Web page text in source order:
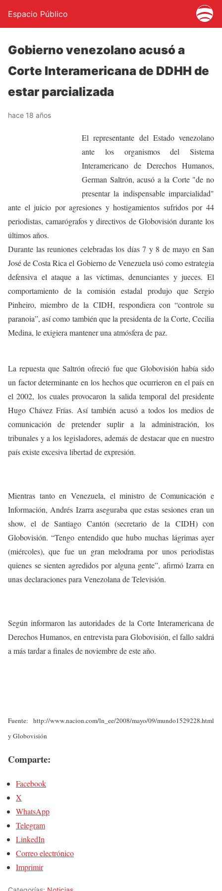
Espacio Público
Gobierno venezolano acusó a
Corte Interamericana de DDHH de
estar parcializada
hace 18 años
El representante del Estado venezolano
ante los organismos del Sistema
Interamericano de Derechos Humanos,
German Saltrón, acusó a la Corte "de no
presentar la indispensable imparcialidad"
ante el juicio por agresiones y hostigamientos sufridos por 44
periodistas, camarógrafos y directivos de Globovisión durante los
últimos años.
Durante las reuniones celebradas los días 7 y 8 de mayo en San
José de Costa Rica el Gobierno de Venezuela usó como estrategia
defensiva el ataque a las víctimas, denunciantes y jueces. El
comportamiento de la comisión estadal produjo que Sergio
Pinheiro, miembro de la CIDH, respondiera con “controle su
paranoia”, así como también que la presidenta de la Corte, Cecilia
Medina, le exigiera mantener una atmósfera de paz.
La repuesta que Saltrón ofreció fue que Globovisión había sido
un factor determinante en los hechos que ocurrieron en el país en
el 2002, los cuales provocaron la salida temporal del presidente
Hugo Chávez Frías. Así también acusó a todos los medios de
comunicación de pretender suplir a la administración, los
tribunales y a los legisladores, además de destacar que en nuestro
país existe excesiva libertad de expresión.
Mientras tanto en Venezuela, el ministro de Comunicación e
Información, Andrés Izarra aseguraba que estas sesiones eran un
show, el de Santiago Cantón (secretario de la CIDH) con
Globovisión. “Tengo entendido que hubo muchas lágrimas ayer
(miércoles), que fue un gran melodrama por unos periodistas
quienes se sienten agredidos por alguna gente”, afirmó Izarra en
unas declaraciones para Venezolana de Televisión.
Según informaron las autoridades de la Corte Interamericana de
Derechos Humanos, en entrevista para Globovisión, el fallo saldrá
a más tardar a finales de noviembre de este año.
Fuente: http://www.nacion.com/ln_ee/2008/mayo/09/mundo1529228.html
y Globovisión
Comparte:
Facebook
X
WhatsApp
Telegram
LinkedIn
Correo electrónico
Imprimir